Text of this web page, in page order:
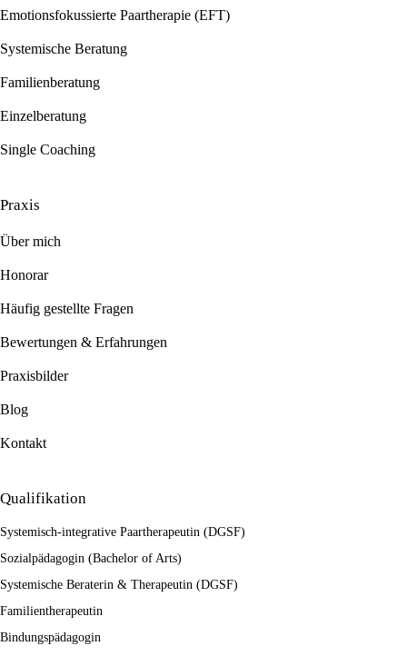
Emotionsfokussierte Paartherapie (EFT)
Systemische Beratung
Familienberatung
Einzelberatung
Single Coaching
Praxis
Über mich
Honorar
Häufig gestellte Fragen
Bewertungen & Erfahrungen
Praxisbilder
Blog
Kontakt
Qualifikation
Systemisch-integrative Paartherapeutin (DGSF)
Sozialpädagogin (Bachelor of Arts)
Systemische Beraterin & Therapeutin (DGSF)
Familientherapeutin
Bindungspädagogin